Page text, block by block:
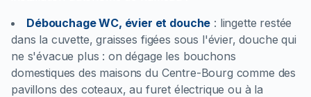
Débouchage WC, évier et douche : lingette restée
dans la cuvette, graisses figées sous l'évier, douche qui
ne s'évacue plus : on dégage les bouchons
domestiques des maisons du Centre-Bourg comme des
pavillons des coteaux, au furet électrique ou à la